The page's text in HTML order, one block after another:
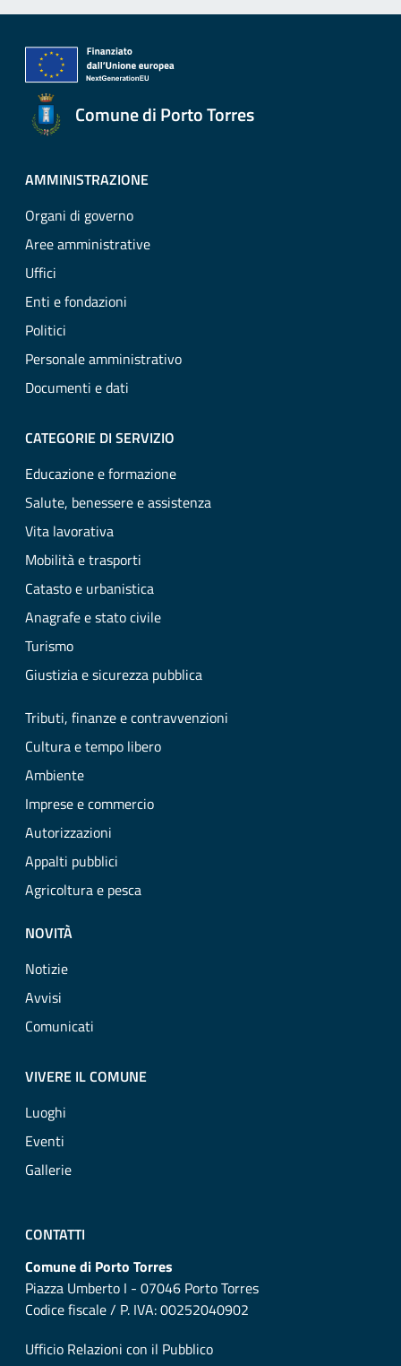
Comune di Porto Torres
AMMINISTRAZIONE
Organi di governo
Aree amministrative
Uffici
Enti e fondazioni
Politici
Personale amministrativo
Documenti e dati
CATEGORIE DI SERVIZIO
Educazione e formazione
Salute, benessere e assistenza
Vita lavorativa
Mobilità e trasporti
Catasto e urbanistica
Anagrafe e stato civile
Turismo
Giustizia e sicurezza pubblica
Tributi, finanze e contravvenzioni
Cultura e tempo libero
Ambiente
Imprese e commercio
Autorizzazioni
Appalti pubblici
Agricoltura e pesca
NOVITÀ
Notizie
Avvisi
Comunicati
VIVERE IL COMUNE
Luoghi
Eventi
Gallerie
CONTATTI
Comune di Porto Torres
Piazza Umberto I - 07046 Porto Torres
Codice fiscale / P. IVA: 00252040902
Ufficio Relazioni con il Pubblico